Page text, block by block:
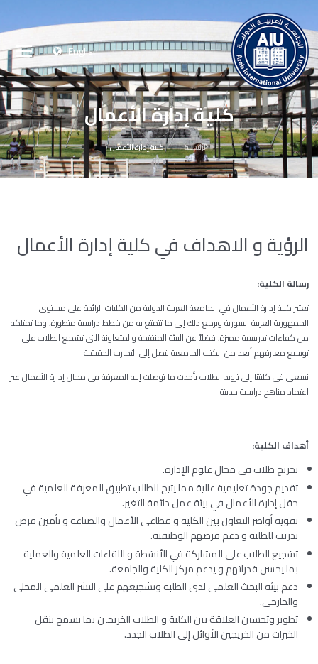
English
كلية إدارة الأعمال
الرئيسية كلية إدارة الأعمال
الرؤية و الاهداف في كلية إدارة الأعمال
رسالة الكلية:
تعتبر كلية إدارة الأعمال في الجامعة العربية الدولية من الكليات الرائدة على مستوى
الجمهورية العربية السورية ويرجع ذلك إلى ما تتمتع به من خطط دراسية متطورة، وما تمتلكه
من كفاءات تدريسية مميزة، فضلاً عن البيئة المنفتحة والمتعاونة التي تشجع الطلاب على
توسيع معارفهم أبعد من الكتب الجامعية لتصل إلى التجارب الحقيقية
نسعى في كليتنا إلى تزويد الطلاب بأحدث ما توصلت إليه المعرفة في مجال إدارة الأعمال عبر
اعتماد مناهج دراسية حديثة.
أهداف الكلية:
تخريج طلاب في مجال علوم الإدارة.
تقديم جودة تعليمية عالية مما يتيح للطالب تطبيق المعرفة العلمية في
حقل إدارة الأعمال في بيئة عمل دائمة التغير.
تقوية أواصر التعاون بين الكلية و قطاعي الأعمال والصناعة و تأمين فرص
تدريب للطلبة و دعم فرصهم الوظيفية.
تشجيع الطلاب على المشاركة في الأنشطة و اللقاءات العلمية والعملية
بما يحسن قدراتهم و يدعم مركز الكلية والجامعة.
دعم بيئة البحث العلمي لدى الطلبة وتشجيعهم على النشر العلمي المحلي
والخارجي.
تطوير وتحسين العلاقة بين الكلية و الطلاب الخريجين بما يسمح بنقل
الخبرات من الخريجين الأوائل إلى الطلاب الجدد.